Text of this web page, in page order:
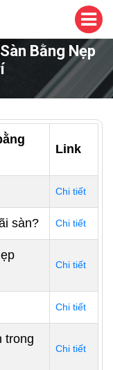
Bằng Nẹp
Link
Chi tiết
sàn? Chi tiết
Chi tiết
Chi tiết
trong
Chi tiết